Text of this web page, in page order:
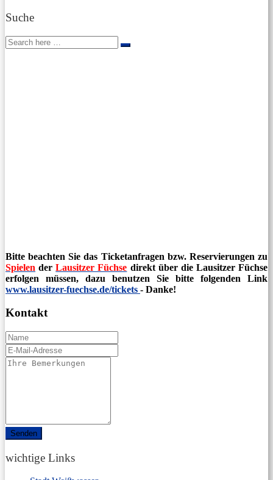
Suche
Search
for:
Search
Bitte beachten Sie das Ticketanfragen bzw. Reservierungen zu
Spielen derLausitzer Füchse direkt über die Lausitzer Füchse
erfolgen müssen, dazu benutzen Sie bitte folgenden Link
www.lausitzer-fuechse.de/tickets - Danke!
Kontakt
Name
E-
Mail
Comments
wichtige Links